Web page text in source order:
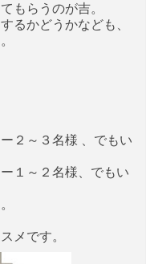
もらうのが吉。
るかどうかなども、
２～３名様 、でもい
１～２名様、でもい
メです。